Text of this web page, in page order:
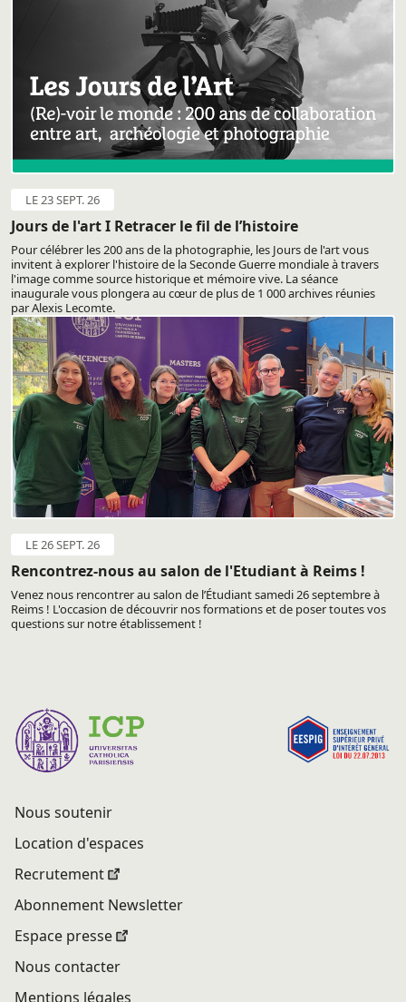
LE 23 SEPT. 26
Jours de l'art I Retracer le fil de l’histoire
Pour célébrer les 200 ans de la photographie, les Jours de l'art vous
invitent à explorer l'histoire de la Seconde Guerre mondiale à travers
l'image comme source historique et mémoire vive. La séance
inaugurale vous plongera au cœur de plus de 1 000 archives réunies
par Alexis Lecomte.
LE 26 SEPT. 26
Rencontrez-nous au salon de l'Etudiant à Reims !
Venez nous rencontrer au salon de l’Étudiant samedi 26 septembre à
Reims ! L'occasion de découvrir nos formations et de poser toutes vos
questions sur notre établissement !
Nous soutenir
Location d'espaces
Recrutement
Abonnement Newsletter
Espace presse
Nous contacter
Mentions légales